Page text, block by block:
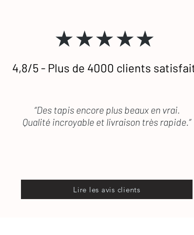
★★★★★
4,8/5 - Plus de 4000 clients
“Des tapis encore plus beaux en vrai.
Qualité incroyable et livraison très rapide.”
Lire les avis clients